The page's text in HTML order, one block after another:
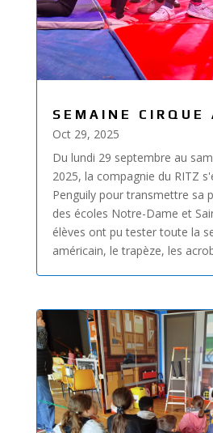
SEMAINE CIRQUE
Oct 29, 2025
Du lundi 29 septembre au
2025, la compagnie du RITZ
Penguily pour transmettre sa
des écoles Notre-Dame et
élèves ont pu tester toute la
américain, le trapèze, les